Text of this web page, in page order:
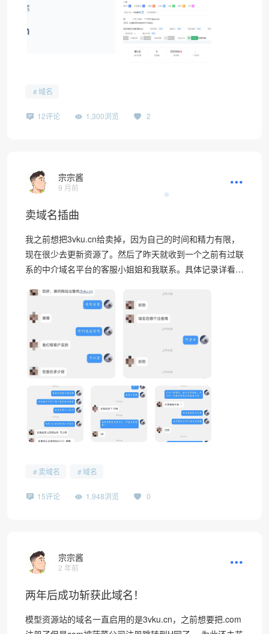
域名
12评论 1,300浏览 2
宗宗酱
9 月前
卖域名插曲
我之前想把3vku.cn给卖掉，因为自己的时间和精力有限，
现在很少去更新资源了。然后了昨天就收到一个之前有过联
系的中介域名平台的客服小姐姐和我联系。具体记录详看…
卖域名 域名
15评论 1,948浏览 0
宗宗酱
2 年前
两年后成功斩获此域名！
模型资源站的域名一直启用的是3vku.cn，之前想要把.com